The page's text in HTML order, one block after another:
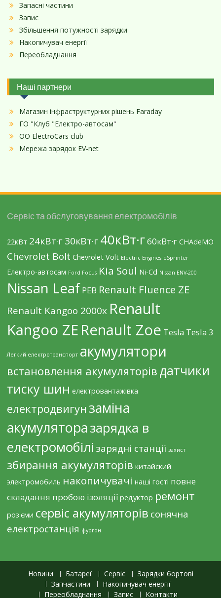
Запасні частини
Запис
Збільшення потужності зарядки
Накопичувач енергії
Переобладнання
Наші партнери
Магазин інфраструктурних рішень Faraday
ГО "Клуб "Електро-автосам"
ОО ElectroCars club
Мережа зарядок EV-net
Сервіс та обслуговування електромобілів
22кВт 24кВт·г30кВт·г40кВт·г60кВт·г CHAdeMO
Chevrolet Bolt Chevrolet Volt Electric Engines eSprinter
Eлектро-автосам Ford Focus Kia Soul Ni-Cd Nissan ENV-200
Nissan LeafPEB Renault Fluence ZE
Renault Kangoo 2000х Renault
Kangoo ZE Renault Zoe Tesla Tesla 3
Легкий електротранспорт акумулятори
встановлення акумуляторів датчики
тиску шин електровантажівка
електродвигун заміна
акумуляторазарядка в
електромобілі зарядні станції захист
збирання акумуляторів китайский
электромобиль накопичувачі наші гості повне
складання пробою ізоляції редуктор ремонт
роз'єми сервіс акумуляторів сонячна
електростанція фургон
Новини Батареї Сервіс
Зарядки бортові
Запчастини
Накопичувач енергії
Переобладнання
Запис Контакти